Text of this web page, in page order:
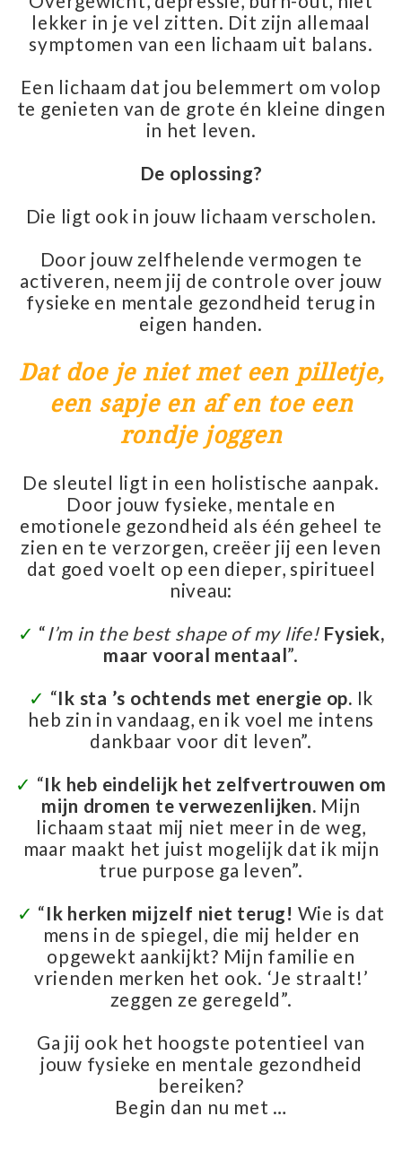
lekker in je vel zitten. Dit zijn allemaal
symptomen van een lichaam uit balans.
Een lichaam dat jou belemmert om volop
te genieten van de grote én kleine dingen
in het leven.
De oplossing?
Die ligt ook in jouw lichaam verscholen.
Door jouw zelfhelende vermogen te
activeren, neem jij de controle over jouw
fysieke en mentale gezondheid terug in
eigen handen.
Dat doe je niet met een pilletje,
een sapje en af en toe een
rondje joggen
De sleutel ligt in een holistische aanpak.
Door jouw fysieke, mentale en
emotionele gezondheid als één geheel te
zien en te verzorgen, creëer jij een leven
dat goed voelt op een dieper, spiritueel
niveau:
✓ “I’m in the best shape of my life! Fysiek,
maar vooral mentaal”.
✓ “Ik sta ’s ochtends met energie op. Ik
heb zin in vandaag, en ik voel me intens
dankbaar voor dit leven”.
✓ “Ik heb eindelijk het zelfvertrouwen om
mijn dromen te verwezenlijken. Mijn
lichaam staat mij niet meer in de weg,
maar maakt het juist mogelijk dat ik mijn
true purpose ga leven”.
✓ “Ik herken mijzelf niet terug! Wie is dat
mens in de spiegel, die mij helder en
opgewekt aankijkt? Mijn familie en
vrienden merken het ook. ‘Je straalt!’
zeggen ze geregeld”.
Ga jij ook het hoogste potentieel van
jouw fysieke en mentale gezondheid
bereiken?
Begin dan nu met …